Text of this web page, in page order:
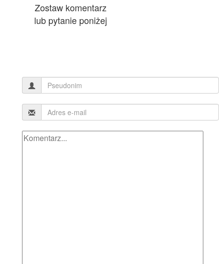
Zostaw komentarz
lub pytanie poniżej